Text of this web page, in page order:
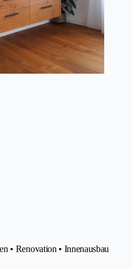
• Renovation • Innenausbau